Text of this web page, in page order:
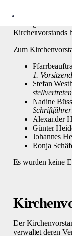
Die Sitzungen
der Regel einmal
Sitzungen sind
Kirchenvorstands
Zum
1.
Stefan
Nadine
Alexander
Günter
Johannes
Ronja
Es wurden keine
Der
verwaltet deren